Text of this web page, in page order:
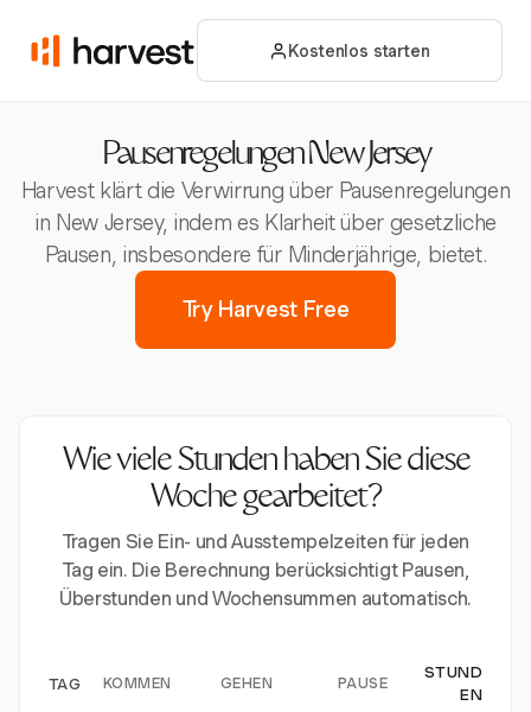
Kostenlos starten
Pausenregelungen New Jersey
Harvest klärt die Verwirrung über Pausenregelungen
in New Jersey, indem es Klarheit über gesetzliche
Pausen, insbesondere für Minderjährige, bietet.
Try Harvest Free
Wie viele Stunden haben Sie diese
Woche gearbeitet?
Tragen Sie Ein- und Ausstempelzeiten für jeden
Tag ein. Die Berechnung berücksichtigt Pausen,
Überstunden und Wochensummen automatisch.
TAG KOMMEN GEHEN PAUSE
STUND
EN